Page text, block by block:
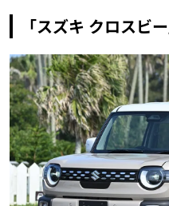
「スズキ クロスビ